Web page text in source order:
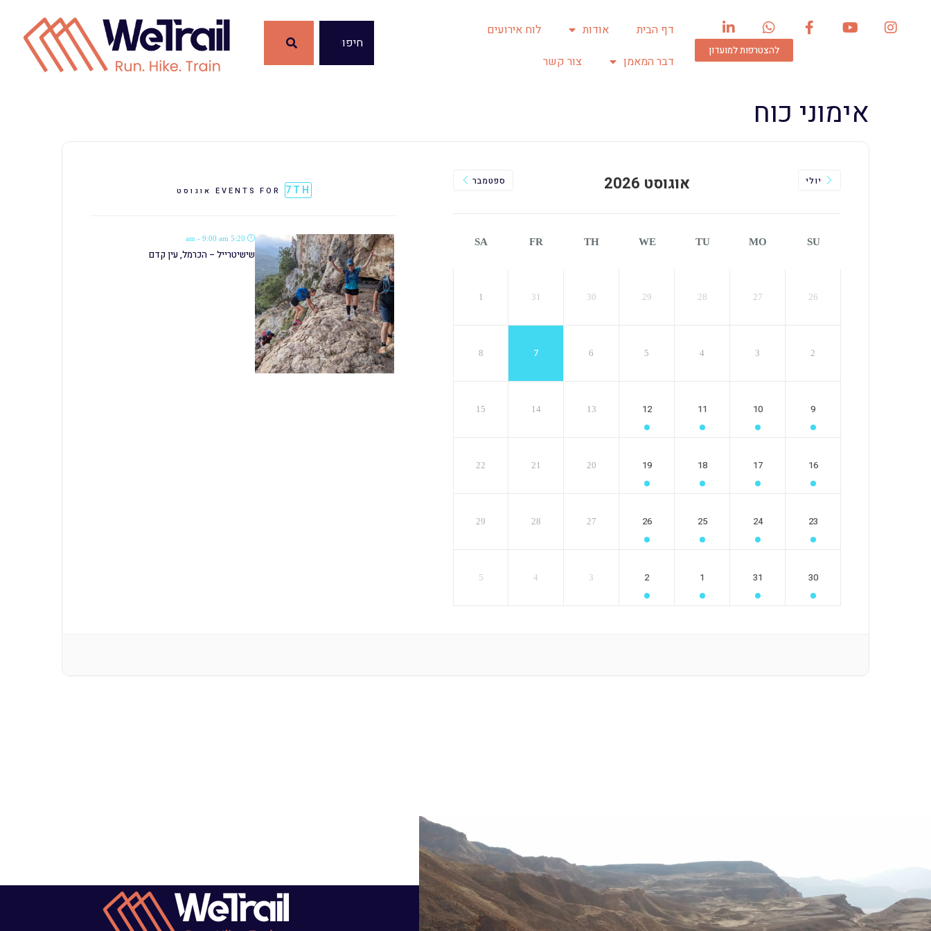
להצטרפות למועדון
דף הבית אודות
לוח אירועים
דבר המאמן
צור קשר
אימוני כוח
יולי אוגוסט 2026 ספטמבר
SU
MO
TU
WE
TH
FR
SA
26
27
28
29
30
31
1
2
3
4
5
6
7
8
9
10
11
12
13
14
15
16
17
18
19
20
21
22
23
24
25
26
27
28
29
30
31
1
2
3
4
5
EVENTS FOR 7TH אוגוסט
5:20 am - 9:00 am
שישיטרייל – הכרמל, עין קדם